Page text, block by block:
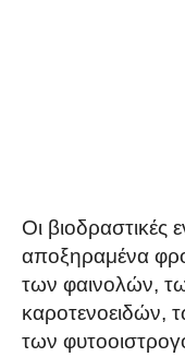
Οι
αποξηραμένα
των φαινολών,
καροτενοειδών,
των